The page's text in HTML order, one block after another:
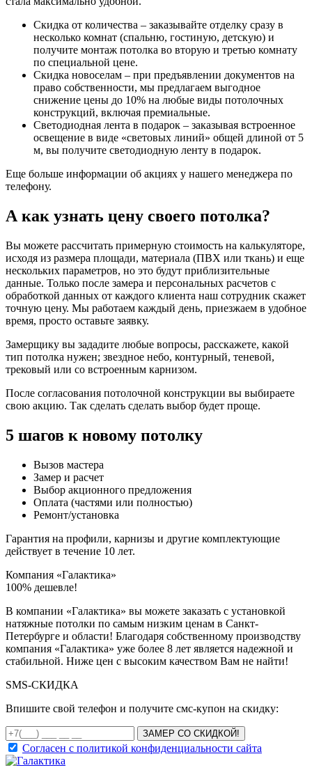
Скидка от количества – заказывайте отделку сразу в
несколько комнат (спальню, гостиную, детскую) и
получите монтаж потолка во вторую и третью комнату
по специальной цене.
Скидка новоселам – при предъявлении документов на
право собственности, мы предлагаем выгодное
снижение цены до 10% на любые виды потолочных
конструкций, включая премиальные.
Светодиодная лента в подарок – заказывая встроенное
освещение в виде «световых линий» общей длиной от 5
м, вы получите светодиодную ленту в подарок.
Еще больше информации об акциях у нашего менеджера по
телефону.
А как узнать цену своего потолка?
Вы можете рассчитать примерную стоимость на калькуляторе,
исходя из размера площади, материала (ПВХ или ткань) и еще
нескольких параметров, но это будут приблизительные
данные. Только после замера и персональных расчетов с
обработкой данных от каждого клиента наш сотрудник скажет
точную цену. Мы работаем каждый день, приезжаем в удобное
время, просто оставьте заявку.
Замерщику вы зададите любые вопросы, расскажете, какой
тип потолка нужен; звездное небо, контурный, теневой,
трековый или со встроенным карнизом.
После согласования потолочной конструкции вы выбираете
свою акцию. Так сделать сделать выбор будет проще.
5 шагов к новому потолку
Вызов мастера
Замер и расчет
Выбор акционного предложения
Оплата (частями или полностью)
Ремонт/установка
Гарантия на профили, карнизы и другие комплектующие
действует в течение 10 лет.
Компания «Галактика»
100% дешевле!
В компании «Галактика» вы можете заказать с установкой
натяжные потолки по самым низким ценам в Санкт-
Петербурге и области! Благодаря собственному производству
компания «Галактика» уже более 8 лет является надежной и
стабильной. Ниже цен с высоким качеством Вам не найти!
SMS-СКИДКА
Впишите свой телефон и получите смс-купон на скидку:
ЗАМЕР СО СКИДКОЙ!
Согласен с политикой конфиденциальности сайта